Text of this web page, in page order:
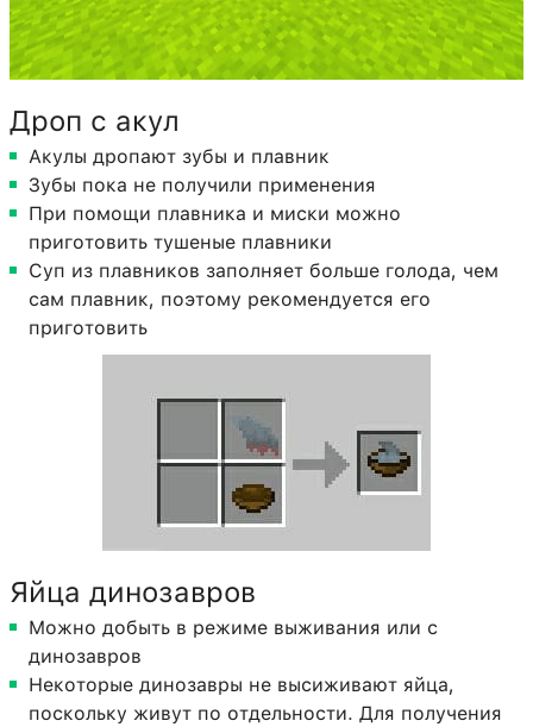
Дроп с акул
Акулы дропают зубы и плавник
Зубы пока не получили применения
При помощи плавника и миски можно
приготовить тушеные плавники
Суп из плавников заполняет больше голода, чем
сам плавник, поэтому рекомендуется его
приготовить
Яйца динозавров
Можно добыть в режиме выживания или с
динозавров
Некоторые динозавры не высиживают яйца,
поскольку живут по отдельности. Для получения